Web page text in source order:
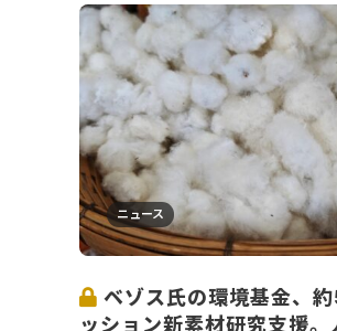
ニュース
ベゾス氏の環境基金、
ッション新素材研究支援